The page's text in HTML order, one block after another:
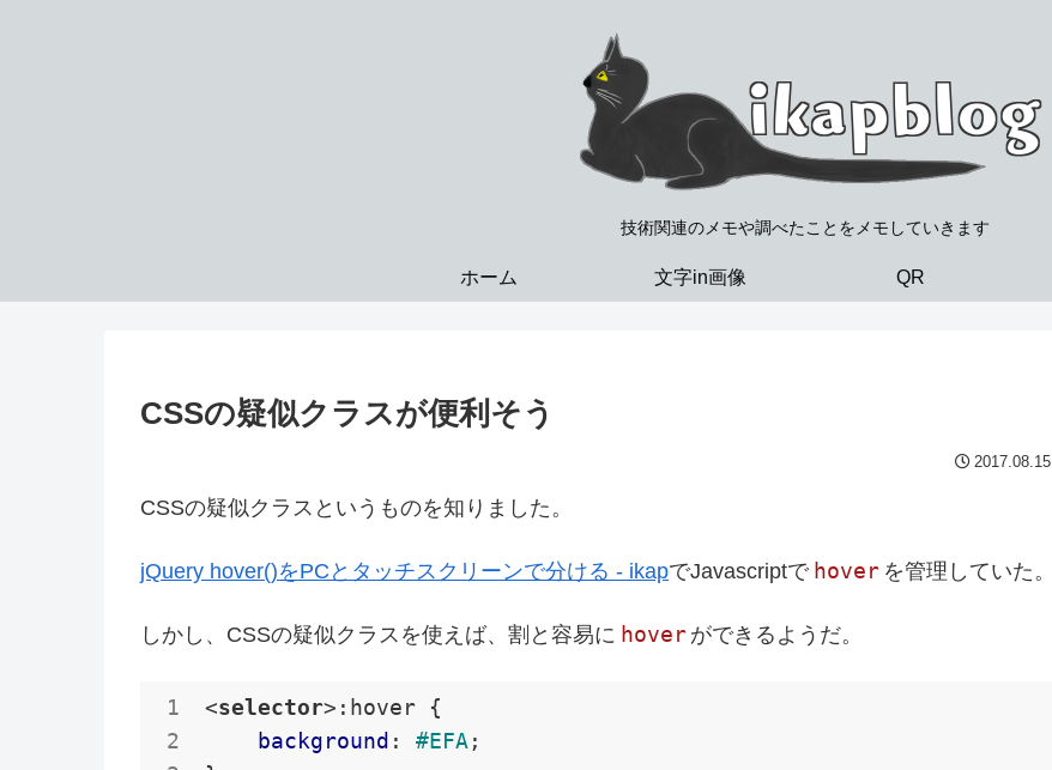
技術関連のメモや調べたことをメモしていきます
ホーム 文字in画像 QR
CSSの疑似クラスが便利そう
2017.08.15
CSSの疑似クラスというものを知りました。
jQuery hover()をPCとタッチスクリーンで分ける - ikapでJavascriptで hover を管理していた。
しかし、CSSの疑似クラスを使えば、割と容易に hover ができるようだ。
<selector> :hover {
background : #EFA ;